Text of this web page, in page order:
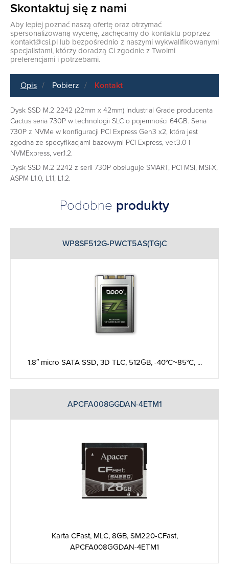
Skontaktuj się z nami
Aby lepiej poznać naszą ofertę oraz otrzymać
spersonalizowaną wycenę, zachęcamy do kontaktu poprzez
kontakt@csi.pl lub bezpośrednio z naszymi wykwalifikowanymi
specjalistami, którzy doradzą Ci zgodnie z Twoimi
preferencjami i potrzebami.
Opis Pobierz Kontakt
Dysk SSD M.2 2242 (22mm x 42mm) Industrial Grade producenta
Cactus seria 730P w technologii SLC o pojemności 64GB. Seria
730P z NVMe w konfiguracji PCI Express Gen3 x2, która jest
zgodna ze specyfikacjami bazowymi PCI Express, ver.3.0 i
NVMExpress, ver.1.2.
Dysk SSD M.2 2242 z serii 730P obsługuje SMART, PCI MSI, MSI-X,
ASPM L1.0, L1.1, L1.2.
Podobne produkty
WP8SF512G-PWCT5AS(TG)C
1.8″ micro SATA SSD, 3D TLC, 512GB, -40°C~85°C, ...
APCFA008GGDAN-4ETM1
Karta CFast, MLC, 8GB, SM220-CFast,
APCFA008GGDAN-4ETM1